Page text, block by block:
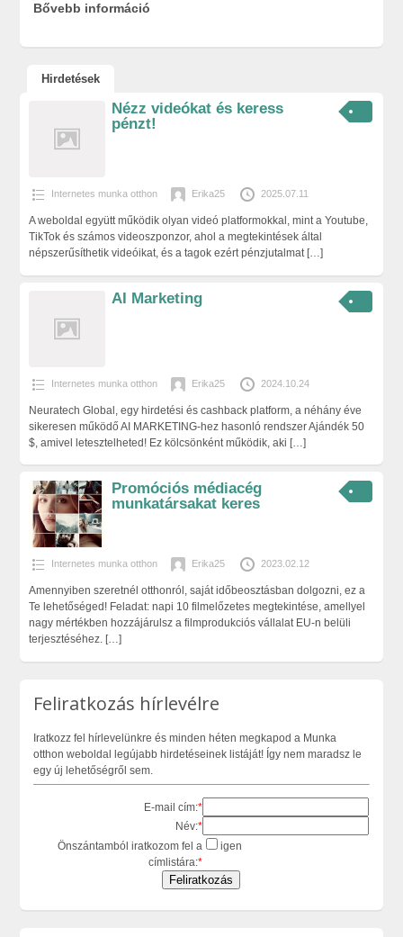
Bővebb információ
Hirdetések
Nézz videókat és keress
pénzt!
Internetes munka otthon Erika25 2025.07.11
A weboldal együtt működik olyan videó platformokkal, mint a Youtube,
TikTok és számos videoszponzor, ahol a megtekintések által
népszerűsíthetik videóikat, és a tagok ezért pénzjutalmat […]
AI Marketing
Internetes munka otthon Erika25 2024.10.24
Neuratech Global, egy hirdetési és cashback platform, a néhány éve
sikeresen működő AI MARKETING-hez hasonló rendszer Ajándék 50
$, amivel letesztelheted! Ez kölcsönként működik, aki […]
Promóciós médiacég
munkatársakat keres
Internetes munka otthon Erika25 2023.02.12
Amennyiben szeretnél otthonról, saját időbeosztásban dolgozni, ez a
Te lehetőséged! Feladat: napi 10 filmelőzetes megtekintése, amellyel
nagy mértékben hozzájárulsz a filmprodukciós vállalat EU-n belüli
terjesztéséhez. […]
Feliratkozás hírlevélre
Iratkozz fel hírlevelünkre és minden héten megkapod a Munka
otthon weboldal legújabb hirdetéseinek listáját! Így nem maradsz le
egy új lehetőségről sem.
E-mail cím:*
Név:*
Önszántamból iratkozom fel a
címlistára:*
igen